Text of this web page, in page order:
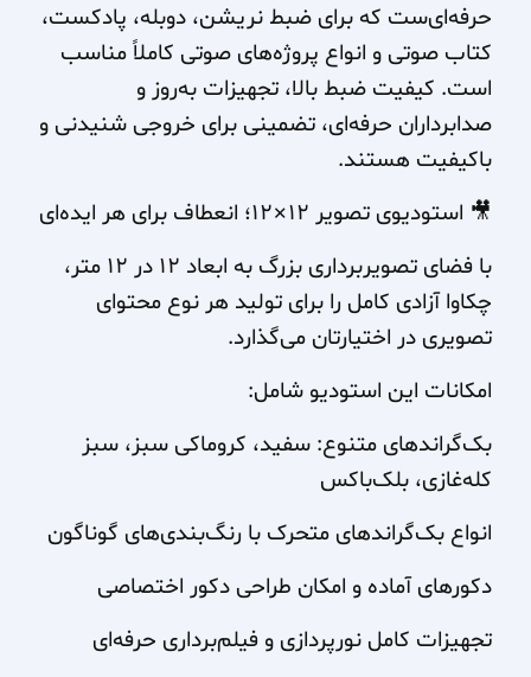
حرفه‌ای‌ست که برای ضبط نریشن، دوبله، پادکست،
کتاب صوتی و انواع پروژه‌های صوتی کاملاً مناسب
است. کیفیت ضبط بالا، تجهیزات به‌روز و
صدابرداران حرفه‌ای، تضمینی برای خروجی شنیدنی و
باکیفیت هستند.
🎥 استودیوی تصویر ۱۲×۱۲؛ انعطاف برای هر ایده‌ای
با فضای تصویربرداری بزرگ به ابعاد ۱۲ در ۱۲ متر،
چکاوا آزادی کامل را برای تولید هر نوع محتوای
تصویری در اختیارتان می‌گذارد.
امکانات این استودیو شامل:
بک‌گراندهای متنوع: سفید، کروماکی سبز، سبز
کله‌غازی، بلک‌باکس
انواع بک‌گراندهای متحرک با رنگ‌بندی‌های گوناگون
دکورهای آماده و امکان طراحی دکور اختصاصی
تجهیزات کامل نورپردازی و فیلم‌برداری حرفه‌ای